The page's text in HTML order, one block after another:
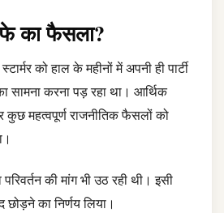
का फैसला?
को हाल के महीनों में अपनी ही पार्टी
सामना करना पड़ रहा था। आर्थिक
कुछ महत्वपूर्ण राजनीतिक फैसलों को
की मांग भी उठ रही थी। इसी
छोड़ने का निर्णय लिया।